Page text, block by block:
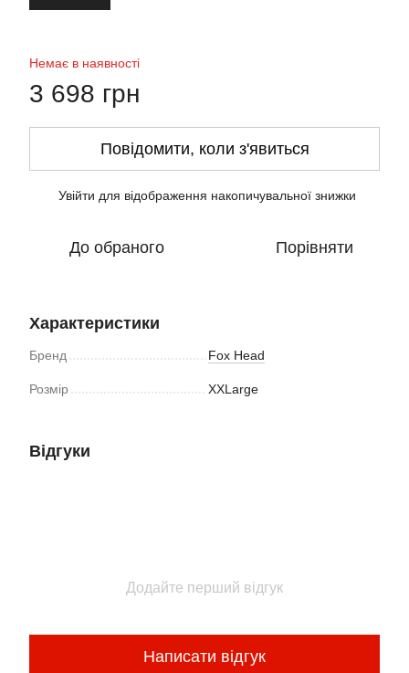
Немає в наявності
3 698 грн
Повідомити, коли з'явиться
Увійти для відображення накопичувальної знижки
До обраного Порівняти
Характеристики
Бренд Fox Head
Розмір XXLarge
Відгуки
Додайте перший відгук
Написати відгук